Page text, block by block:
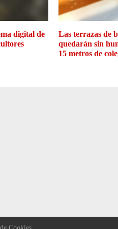
digital de
Las terrazas de
quedarán sin
15 metros de